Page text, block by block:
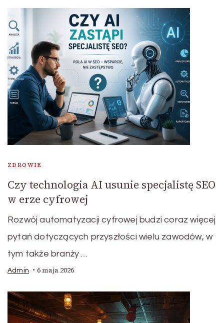
ZDROWIE
Czy technologia AI usunie specjalistę SEO
w erze cyfrowej
Rozwój automatyzacji cyfrowej budzi coraz więcej
pytań dotyczących przyszłości wielu zawodów, w
tym także branży …
Admin 6 maja 2026